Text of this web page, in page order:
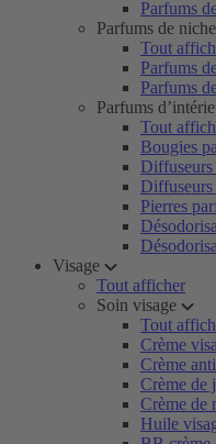
Parfums
Parfums de niche
Tout
Parfums
Parfums
Parfums
Tout
Bougies
Diffuseurs
Diffuseurs
Pierres
Visage
Tout afficher
Soin visage
Tout
Crème
Crème
Crème de
Crème de
Huile